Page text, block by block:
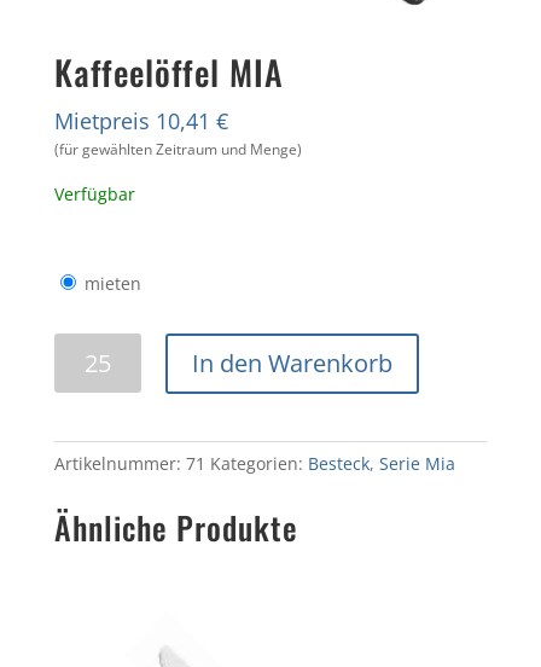
Kaffeelöffel MIA
Mietpreis 10,41 €
(für gewählten Zeitraum und Menge)
Verfügbar
mieten
In den Warenkorb
Artikelnummer: 71 Kategorien: Besteck, Serie Mia
Ähnliche Produkte